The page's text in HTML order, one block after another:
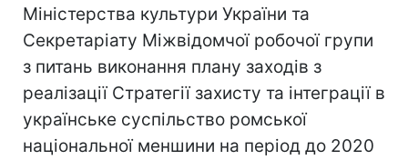
Міністерства культури України та
Секретаріату Міжвідомчої робочої групи
з питань виконання плану заходів з
реалізації Стратегії захисту та інтеграції в
українське суспільство ромської
національної меншини на період до 2020